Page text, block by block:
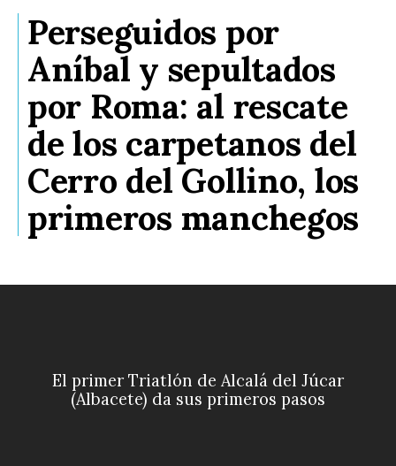
Perseguidos por
Aníbal y sepultados
por Roma: al rescate
de los carpetanos del
Cerro del Gollino, los
primeros manchegos
El primer Triatlón de Alcalá del Júcar
(Albacete) da sus primeros pasos